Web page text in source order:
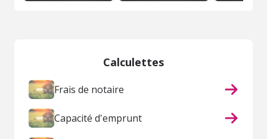
Calculettes
Frais de notaire
Capacité d'emprunt